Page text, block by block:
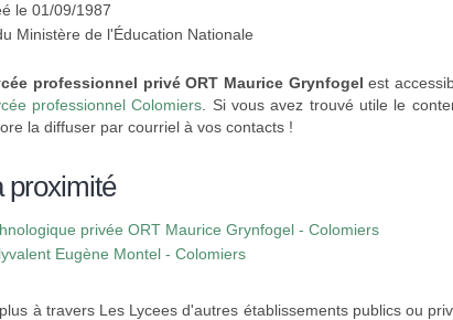
le 01/09/1987
Ministère de l'Éducation Nationale
professionnel privé ORT Maurice Grynfogel est
professionnel Colomiers . Si vous avez trouvé utile le
la diffuser par courriel à vos contacts !
proximité
privée ORT Maurice Grynfogel - Colomiers
Eugène Montel - Colomiers
à travers Les Lycees d'autres établissements publics ou